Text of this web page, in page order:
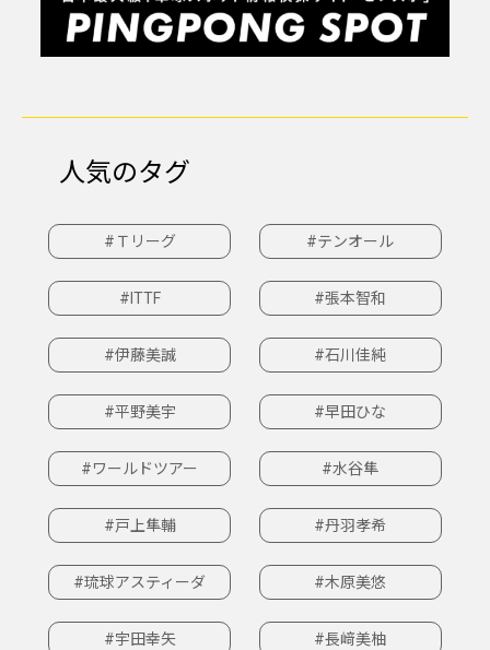
人気のタグ
#Ｔリーグ #テンオール
#ITTF #張本智和
#伊藤美誠 #石川佳純
#平野美宇 #早田ひな
#ワールドツアー #水谷隼
#戸上隼輔 #丹羽孝希
#琉球アスティーダ #木原美悠
#宇田幸矢 #長﨑美柚